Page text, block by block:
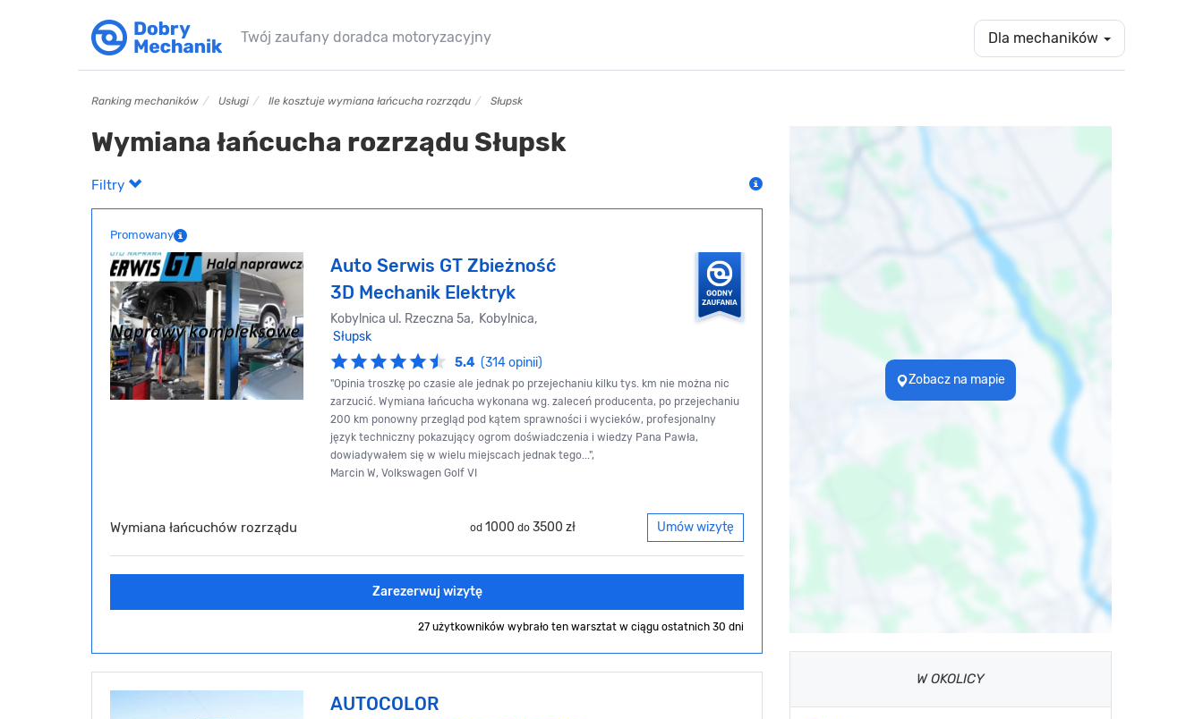
Twój zaufany doradca motoryzacyjny Dla mechaników
Ranking mechaników Usługi Ile kosztuje wymiana łańcucha rozrządu Słupsk
Wymiana łańcucha rozrządu Słupsk
Filtry
Promowany
Auto Serwis GT Zbieżność
3D Mechanik Elektryk
Kobylnica ul. Rzeczna 5a, Kobylnica,
Słupsk
5.4 (314 opinii)
"Opinia troszkę po czasie ale jednak po przejechaniu kilku tys. km nie można nic
zarzucić. Wymiana łańcucha wykonana wg. zaleceń producenta, po przejechaniu
200 km ponowny przegląd pod kątem sprawności i wycieków, profesjonalny
język techniczny pokazujący ogrom doświadczenia i wiedzy Pana Pawła,
dowiadywałem się w wielu miejscach jednak tego...",
Marcin W, Volkswagen Golf VI
Wymiana łańcuchów rozrządu od 1000 do 3500 zł Umów wizytę
Zarezerwuj wizytę
27 użytkowników wybrało ten warsztat w ciągu ostatnich 30 dni
AUTOCOLOR
Zobacz na mapie
W OKOLICY